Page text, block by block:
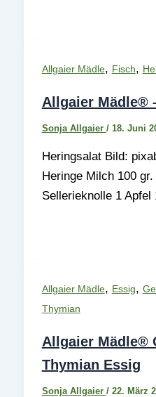
Allgaier Mädle, Fisch,
Allgaier Mädle®
Sonja Allgaier / 18. Juni
Heringsalat Bild:
Heringe Milch 100
Sellerieknolle 1
Allgaier Mädle, Essig,
Thymian
Allgaier Mädle®
Thymian Essig
Sonja Allgaier / 22. März